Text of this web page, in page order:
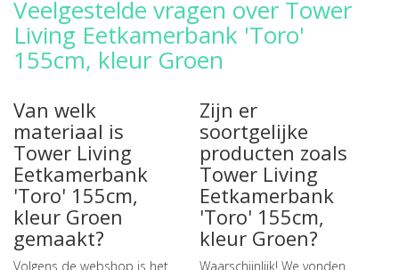
Veelgestelde vragen over Tower
Living Eetkamerbank 'Toro'
155cm, kleur Groen
Van welk
materiaal is
Tower Living
Eetkamerbank
'Toro' 155cm,
kleur Groen
gemaakt?
Volgens de webshop is het
Zijn er
soortgelijke
producten zoals
Tower Living
Eetkamerbank
'Toro' 155cm,
kleur Groen?
Waarschijnlijk! We vonden